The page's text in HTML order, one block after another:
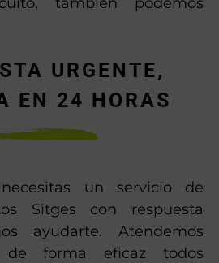
servicio a escuderías
Y si quieres
la réplica de un
también podemos
EN 24 HORAS